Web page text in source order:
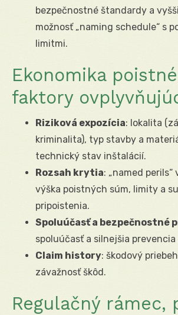
bezpečnostné štandardy a
možnosť „naming schedule“ s
limitmi.
Ekonomika
faktory
Riziková expozícia: lokalita
kriminalita), typ stavby a
technický stav inštalácií.
Rozsah krytia: „named perils“
výška poistných súm, limity a
pripoistenia.
Spoluúčasť a bezpečnostné
spoluúčasť a silnejšia
Claim history: škodový
závažnosť škôd.
Regulačný rámec,